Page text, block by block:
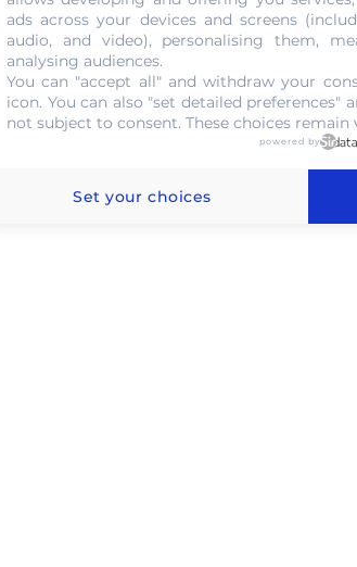
NOUS CONTACTER
l'or au gramme à
ads across your devices and screens
audio, and video), personalising them,
analysing audiences.
You can "accept all" and withdraw your
icon. You can also "set detailed
not subject to consent. These choices
powered by
Set your choices